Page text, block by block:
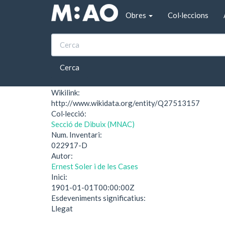
Vés al contingut
Obres
Col·leccions
Cerca
Inici Paisatge (Museu Nacional d'Art de
Paisatge (Museu
Wikilink:
http://www.wikidata.org/entity/Q27513157
Col·lecció:
Secció de Dibuix (MNAC)
Num. Inventari:
022917-D
Autor:
Ernest Soler i de les Cases
Inici:
1901-01-01T00:00:00Z
Esdeveniments significatius:
Llegat